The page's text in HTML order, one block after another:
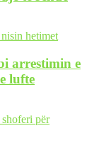
arrestimin e
lufte